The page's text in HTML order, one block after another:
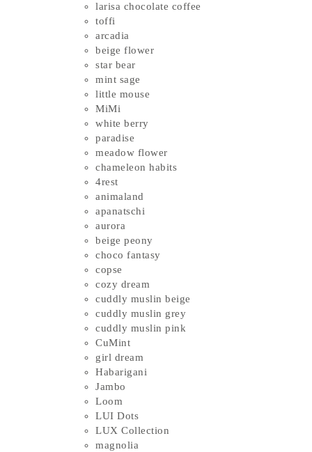
larisa chocolate coffee
toffi
arcadia
beige flower
star bear
mint sage
little mouse
MiMi
white berry
paradise
meadow flower
chameleon habits
4rest
animaland
apanatschi
aurora
beige peony
choco fantasy
copse
cozy dream
cuddly muslin beige
cuddly muslin grey
cuddly muslin pink
CuMint
girl dream
Habarigani
Jambo
Loom
LUI Dots
LUX Collection
magnolia